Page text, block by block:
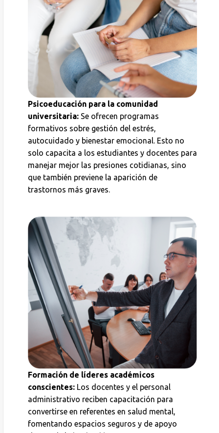
Psicoeducación para la comunidad
universitaria: Se ofrecen programas
formativos sobre gestión del estrés,
autocuidado y bienestar emocional. Esto no
solo capacita a los estudiantes y docentes para
manejar mejor las presiones cotidianas, sino
que también previene la aparición de
trastornos más graves.
Formación de líderes académicos
conscientes: Los docentes y el personal
administrativo reciben capacitación para
convertirse en referentes en salud mental,
fomentando espacios seguros y de apoyo